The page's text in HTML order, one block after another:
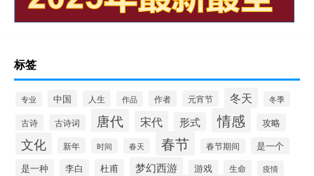
标签
专业 中国 人生 作品 作者 元宵节 冬天 冬季
古诗 古诗词 唐代 宋代 形式 情感 攻略
文化 新年 时间 春天 春节 春节期间 是一个
是一种 李白 杜甫 梦幻西游 游戏 生命 疫情